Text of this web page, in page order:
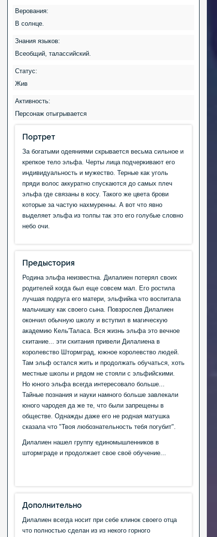
Верования:
В солнце.
Знания языков:
Всеобщий, талассийский.
Статус:
Жив
Активность:
Персонаж отыгрывается
Портрет
За богатыми одеяниями скрывается весьма сильное и
крепкое тело эльфа. Черты лица подчеркивают его
индивидуальность и мужество. Терные как уголь
пряди волос аккуратно спускаются до самых плеч
эльфа где связаны в косу. Такого же цвета брови
которые за частую нахмуренны. А вот что явно
выделяет эльфа из толпы так это его голубые словно
небо очи.
Предыстория
Родина эльфа неизвестна. Дилалиен потерял своих
родителей когда был еще совсем мал. Его ростила
лучшая подруга его матери, эльфийка что воспитала
мальчишку как своего сына. Повзрослев Дилалиен
окончил обычную школу и вступил в магическую
академию Кель'Таласа. Вся жизнь эльфа это вечное
скитание... эти скитания привели Дилалиена в
королевство Штормград, южное королевство людей.
Там эльф остался жить и продолжать обучаться, хоть
местные школы и рядом не стояли с эльфийскими.
Но юного эльфа всегда интересовало больше...
Тайные познания и науки намного больше завлекали
юного чародея да же те, что были запрещены в
обществе. Однажды даже его не родная матушка
сказала что "Твоя любознательность тебя погубит".
Дилалиен нашел группу единомышленников в
штормграде и продолжает свое своё обучение...
Дополнительно
Дилалиен всегда носит при себе клинок своего отца
что полностью сделан из из некого горного